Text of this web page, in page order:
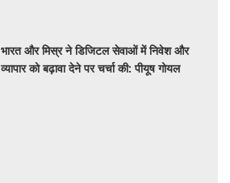
भारत और मिस्र ने डिजिटल सेवाओं में निवेश और
व्यापार को बढ़ावा देने पर चर्चा की: पीयूष गोयल